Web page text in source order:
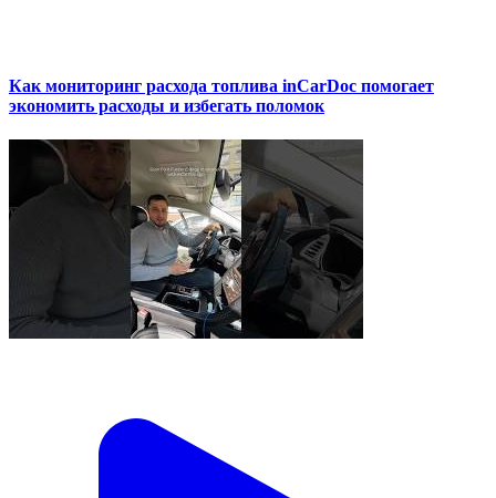
Как мониторинг расхода топлива inCarDoc помогает
экономить расходы и избегать поломок